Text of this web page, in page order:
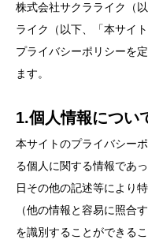
株式会社サクラライク（
ライク（以下、「本サイ
プライバシーポリシーを
ます。
1.個人情報につい
本サイトのプライバシー
る個人に関する情報であ
日その他の記述等により
（他の情報と容易に照合
を識別することができる